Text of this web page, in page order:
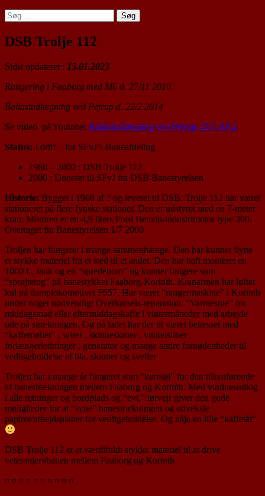
Søg
efter:
DSB Trolje 112
Sidst opdateret : 15.01.2023
Rangering i Faaborg med M6 d. 27/11 2010.
Ballastudlægning ved Pejrup d. 22/2 2014
Se video på Youtube: Ballastudlægning ved Pejrup 22/2 2014
Status: I drift – for SFvJ’s Baneafdeling
1968 – 2000 : DSB Trolje 112
2000 : Doneret til SFvJ fra DSB Banestyrelsen
Historie: Bygget i 1968 af ? og leveret til DSB. Trolje 112 har været
stationeret på flere fynske stationer. Den er udstyret med en 7-meter
kran. Motoren er en 4,9 liters Ford Benzin-industrimotor type 300.
Overtaget fra Banestyrelsen 1/7 2000
Troljen har fungeret i mange sammenhænge. Den har kunnet flytte
et stykke materiel fra et sted til et andet. Den har haft monteret en
1000 L. tank og en “spredebom” og kunnet fungere som
“sprøjtetog” på banestykket Faaborg-Korinth. Kranarmen har løftet
kul på damplokomotivet F657. Har været “rangermaskine” i Korinth
under noget nødvendigt Overkørsels-reparation. “Varmestue” for
middagsmad eller eftermiddagskaffe i vintermåneder med arbejde
ude på strækningen. Og på ladet har der tit været belæsset med
“kaffemøller” , wirer , skinneskruer , vinkelsliber ,
forlængerledninger , generator og mange andre fornødenheder til
vedligeholdelse af bla. skinner og sveller
Troljen har i mange år fungeret som “køretøj” for den tilsynførende
af banestrækningen mellem Faaborg og Korinth. Med vinduesudkig
i alle retninger og bordplads og “evt.” tørvejr giver den gode
muligheder for at “syne” banestrækningen og udveksle
papirer/arbejdsplaner for vedligeholdelse. Og nåja en lille “kaffetår”
DSB Trolje 112 et et værdifuldt stykke materiel til at drive
veteranjernbanen mellem Faaborg og Korinth
¤ ¤ ¤ ¤ ¤ ¤ ¤ ¤ ¤ ¤